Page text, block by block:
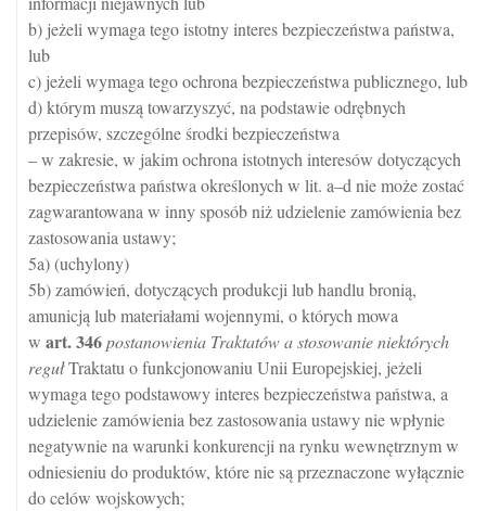
b) jeżeli wymaga tego istotny interes bezpieczeństwa państwa,
lub
c) jeżeli wymaga tego ochrona bezpieczeństwa publicznego, lub
d) którym muszą towarzyszyć, na podstawie odrębnych
przepisów, szczególne środki bezpieczeństwa
– w zakresie, w jakim ochrona istotnych interesów dotyczących
bezpieczeństwa państwa określonych w lit. a–d nie może zostać
zagwarantowana w inny sposób niż udzielenie zamówienia bez
zastosowania ustawy;
5a) (uchylony)
5b) zamówień, dotyczących produkcji lub handlu bronią,
amunicją lub materiałami wojennymi, o których mowa
w art.346postanowienia Traktatów a stosowanie niektórych
regułTraktatu o funkcjonowaniu Unii Europejskiej, jeżeli
wymaga tego podstawowy interes bezpieczeństwa państwa, a
udzielenie zamówienia bez zastosowania ustawy nie wpłynie
negatywnie na warunki konkurencji na rynku wewnętrznym w
odniesieniu do produktów, które nie są przeznaczone wyłącznie
do celów wojskowych;